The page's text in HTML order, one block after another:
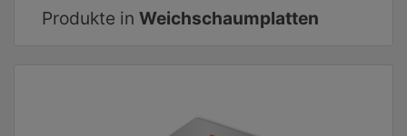
Produkte in Weichschaumplatten